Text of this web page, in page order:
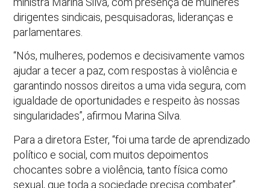
dirigentes sindicais, pesquisadoras, lideranças e
parlamentares.
“Nós, mulheres, podemos e decisivamente vamos
ajudar a tecer a paz, com respostas à violência e
garantindo nossos direitos a uma vida segura, com
igualdade de oportunidades e respeito às nossas
singularidades”, afirmou Marina Silva.
Para a diretora Ester, “foi uma tarde de aprendizado
político e social, com muitos depoimentos
chocantes sobre a violência, tanto física como
sexual, que toda a sociedade precisa combater”.